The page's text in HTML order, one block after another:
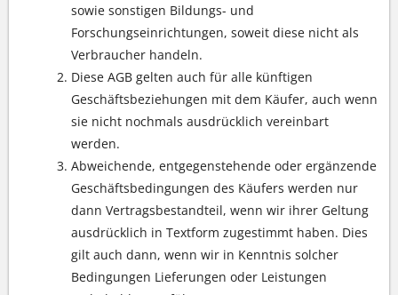
sowie sonstigen Bildungs- und
Forschungseinrichtungen, soweit diese nicht als
Verbraucher handeln.
Diese AGB gelten auch für alle künftigen
Geschäftsbeziehungen mit dem Käufer, auch wenn
sie nicht nochmals ausdrücklich vereinbart
werden.
Abweichende, entgegenstehende oder ergänzende
Geschäftsbedingungen des Käufers werden nur
dann Vertragsbestandteil, wenn wir ihrer Geltung
ausdrücklich in Textform zugestimmt haben. Dies
gilt auch dann, wenn wir in Kenntnis solcher
Bedingungen Lieferungen oder Leistungen